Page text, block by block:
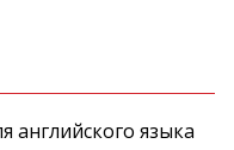
языка